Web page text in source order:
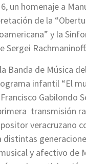
un homenaje a
de la
y la
Sergei Rachmaninoff.
Banda de Música
infantil “El
Gabilondo
transmisión
veracruzano
distintas
y afectivo de